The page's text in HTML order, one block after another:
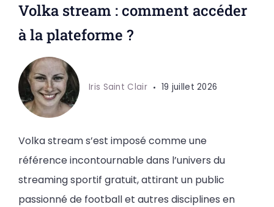
Volka stream : comment accéder
à la plateforme ?
Iris Saint Clair 19 juillet 2026
Volka stream s’est imposé comme une
référence incontournable dans l’univers du
streaming sportif gratuit, attirant un public
passionné de football et autres disciplines en